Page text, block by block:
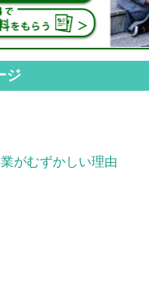
ジ
がむずかしい理由